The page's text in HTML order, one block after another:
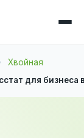
Хвойная
для бизнеса